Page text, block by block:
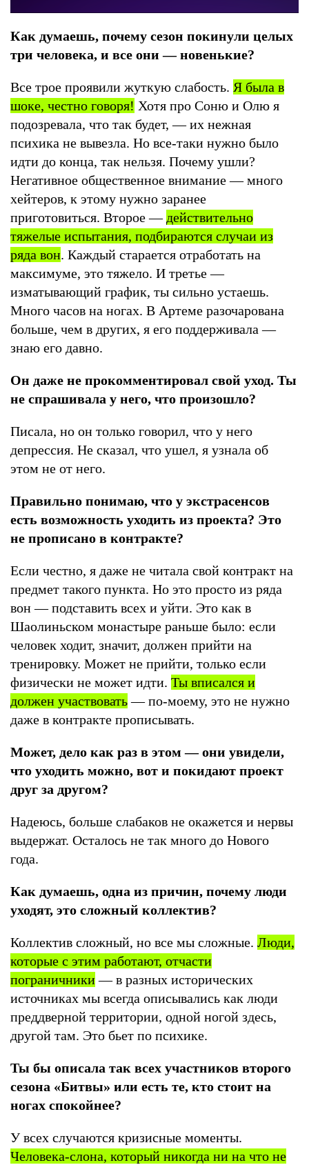
Как думаешь, почему сезон покинули целых
три человека, и все они — новенькие?
Все трое проявили жуткую слабость. Я была в
шоке, честно говоря! Хотя про Соню и Олю я
подозревала, что так будет, — их нежная
психика не вывезла. Но все-таки нужно было
идти до конца, так нельзя. Почему ушли?
Негативное общественное внимание — много
хейтеров, к этому нужно заранее
приготовиться. Второе — действительно
тяжелые испытания, подбираются случаи из
ряда вон. Каждый старается отработать на
максимуме, это тяжело. И третье —
изматывающий график, ты сильно устаешь.
Много часов на ногах. В Артеме разочарована
больше, чем в других, я его поддерживала —
знаю его давно.
Он даже не прокомментировал свой уход. Ты
не спрашивала у него, что произошло?
Писала, но он только говорил, что у него
депрессия. Не сказал, что ушел, я узнала об
этом не от него.
Правильно понимаю, что у экстрасенсов
есть возможность уходить из проекта? Это
не прописано в контракте?
Если честно, я даже не читала свой контракт на
предмет такого пункта. Но это просто из ряда
вон — подставить всех и уйти. Это как в
Шаолиньском монастыре раньше было: если
человек ходит, значит, должен прийти на
тренировку. Может не прийти, только если
физически не может идти. Ты вписался и
должен участвовать— по-моему, это не нужно
даже в контракте прописывать.
Может, дело как раз в этом — они увидели,
что уходить можно, вот и покидают проект
друг за другом?
Надеюсь, больше слабаков не окажется и нервы
выдержат. Осталось не так много до Нового
года.
Как думаешь, одна из причин, почему люди
уходят, это сложный коллектив?
Коллектив сложный, но все мы сложные. Люди,
которые с этим работают, отчасти
пограничники— в разных исторических
источниках мы всегда описывались как люди
преддверной территории, одной ногой здесь,
другой там. Это бьет по психике.
Ты бы описала так всех участников второго
сезона «Битвы» или есть те, кто стоит на
ногах спокойнее?
У всех случаются кризисные моменты.
Человека-слона, который никогда ни на что не